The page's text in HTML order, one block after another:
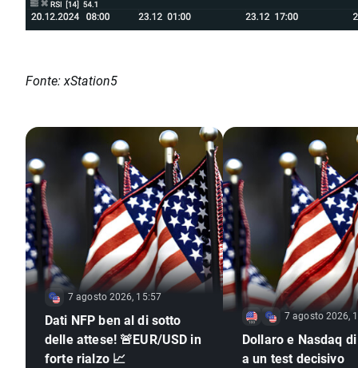
Fonte: xStation5
7 agosto 2026, 15:57
Dati NFP ben al di sotto
delle attese! 🚨EUR/USD in
forte rialzo 📈
7 agosto 2026,
Dollaro e Nasdaq
a un test decisivo